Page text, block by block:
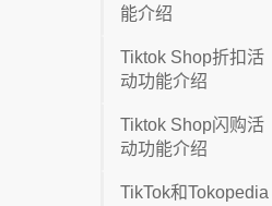
能介绍
Tiktok Shop折扣活
动功能介绍
Tiktok Shop闪购活
动功能介绍
TikTok和Tokopedia